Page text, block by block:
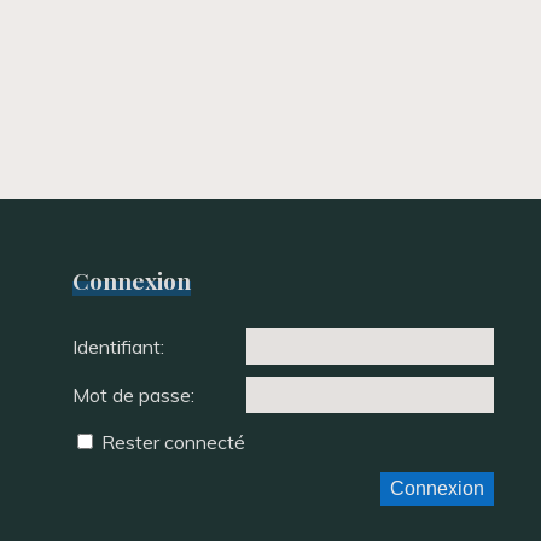
Connexion
Identifiant:
Mot de passe:
Rester connecté
Connexion